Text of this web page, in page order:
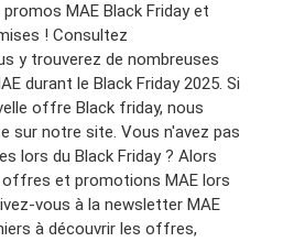
MAE Black Friday et
! Consultez
y trouverez de nombreuses
durant le Black Friday 2025. Si
offre Black friday, nous
sur notre site. Vous n'avez pas
lors du Black Friday ? Alors
et promotions MAE lors
vous à la newsletter MAE
à découvrir les offres,